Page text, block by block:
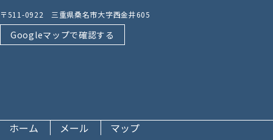
〒511-0922 三重県桑名市大字西金井605
Googleマップで確認する
ホーム メール マップ